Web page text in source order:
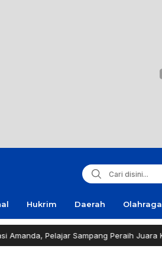
Hukrim Daerah Olahraga
Sampang Peraih Juara KSPI